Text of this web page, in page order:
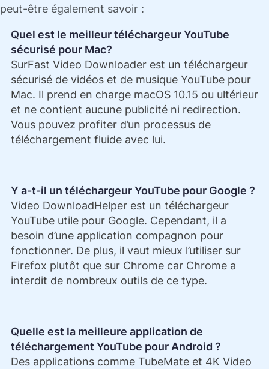
peut-être également savoir :
Quel est le meilleur téléchargeur YouTube
sécurisé pour Mac?
SurFast Video Downloader est un téléchargeur
sécurisé de vidéos et de musique YouTube pour
Mac. Il prend en charge macOS 10.15 ou ultérieur
et ne contient aucune publicité ni redirection.
Vous pouvez profiter d’un processus de
téléchargement fluide avec lui.
Y a-t-il un téléchargeur YouTube pour Google ?
Video DownloadHelper est un téléchargeur
YouTube utile pour Google. Cependant, il a
besoin d’une application compagnon pour
fonctionner. De plus, il vaut mieux l’utiliser sur
Firefox plutôt que sur Chrome car Chrome a
interdit de nombreux outils de ce type.
Quelle est la meilleure application de
téléchargement YouTube pour Android ?
Des applications comme TubeMate et 4K Video